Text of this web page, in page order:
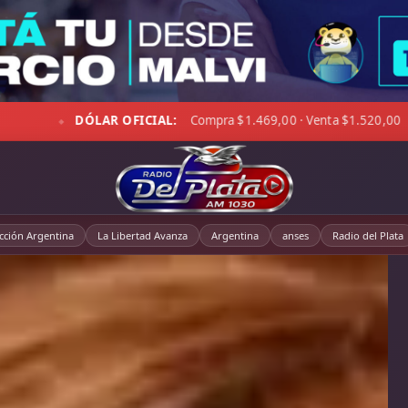
6 km/h · Hum. 96% ◆ DÓLAR BLUE: Compra $1.507,00 ·
Argentina La Libertad Avanza Argentina anses Radio del Plata